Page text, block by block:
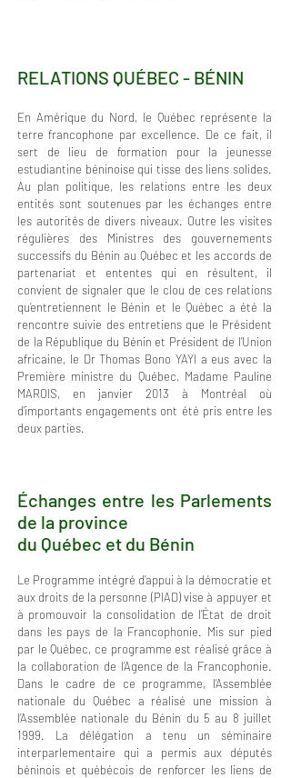
RELATIONS QUÉBEC - BÉNIN
En Amérique du Nord, le Québec représente la
terre francophone par excellence. De ce fait, il
sert de lieu de formation pour la jeunesse
estudiantine béninoise qui tisse des liens solides.
Au plan politique, les relations entre les deux
entités sont soutenues par les échanges entre
les autorités de divers niveaux. Outre les visites
régulières des Ministres des gouvernements
successifs du Bénin au Québec et les accords de
partenariat et ententes qui en résultent, il
convient de signaler que le clou de ces relations
qu’entretiennent le Bénin et le Québec a été la
rencontre suivie des entretiens que le Président
de la République du Bénin et Président de l’Union
africaine, le Dr Thomas Bono YAYI a eus avec la
Première ministre du Québec, Madame Pauline
MAROIS, en janvier 2013 à Montréal où
d’importants engagements ont été pris entre les
deux parties.
Échanges entre les Parlements
de la province
du Québec et du Bénin
Le Programme intégré d’appui à la démocratie et
aux droits de la personne (PIAD) vise à appuyer et
à promouvoir la consolidation de l’État de droit
dans les pays de la Francophonie. Mis sur pied
par le Québec, ce programme est réalisé grâce à
la collaboration de l’Agence de la Francophonie.
Dans le cadre de ce programme, l’Assemblée
nationale du Québec a réalisé une mission à
l’Assemblée nationale du Bénin du 5 au 8 juillet
1999. La délégation a tenu un séminaire
interparlementaire qui a permis aux députés
béninois et québécois de renforcer les liens de